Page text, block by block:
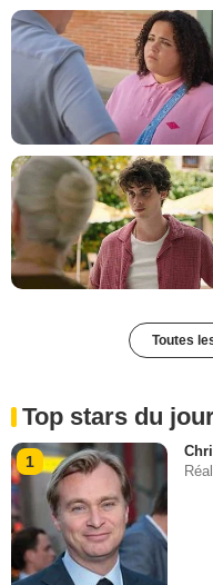
Toutes
Top stars du
1